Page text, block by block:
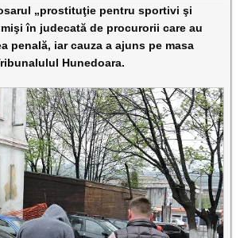
„prostituţie pentru sportivi şi
în judecată de procurorii care au
penală, iar cauza a ajuns pe masa
Hunedoara.